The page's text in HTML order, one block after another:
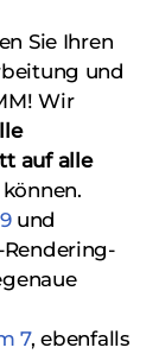
Sie Ihren
und
Wir
auf alle
und
7, ebenfalls